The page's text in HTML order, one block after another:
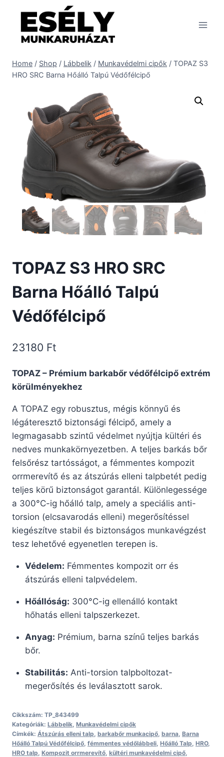
content
Home / Shop / Lábbelik / Munkavédelmi cipők / TOPAZ S3
HRO SRC Barna Hőálló Talpú Védőfélcipő
TOPAZ S3 HRO SRC
Barna Hőálló Talpú
Védőfélcipő
23180 Ft
TOPAZ – Prémium barkabőr védőfélcipő extrém
körülményekhez
A TOPAZ egy robusztus, mégis könnyű és
légáteresztő biztonsági félcipő, amely a
legmagasabb szintű védelmet nyújtja kültéri és
nedves munkakörnyezetben. A teljes barkás bőr
felsőrész tartósságot, a fémmentes kompozit
orrmerevítő és az átszúrás elleni talpbetét pedig
teljes körű biztonságot garantál. Különlegessége
a 300°C-ig hőálló talp, amely a speciális anti-
torsion (elcsavarodás elleni) megerősítéssel
kiegészítve stabil és biztonságos munkavégzést
tesz lehetővé egyenetlen terepen is.
Védelem: Fémmentes kompozit orr és
átszúrás elleni talpvédelem.
Hőállóság: 300°C-ig ellenálló kontakt
hőhatás elleni talpszerkezet.
Anyag: Prémium, barna színű teljes barkás
bőr.
Stabilitás: Anti-torsion talpboltozat-
megerősítés és leválasztott sarok.
Cikkszám: TP_843499
Kategóriák: Lábbelik Munkavédelmi cipők
Címkék: Átszúrás elleni talp barkabőr munkacipő barna Barna
Hőálló Talpú Védőfélcipő fémmentes védőlábbeli Hőálló Talp HRO,
HRO talp Kompozit orrmerevítő kültéri munkavédelmi cipő